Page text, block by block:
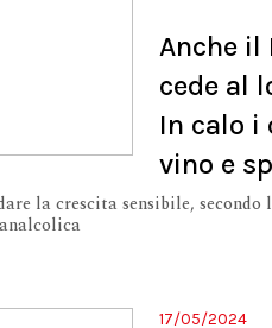
Anche il
cede al
In calo i
vino e
la crescita sensibile, secondo
17/05/2024